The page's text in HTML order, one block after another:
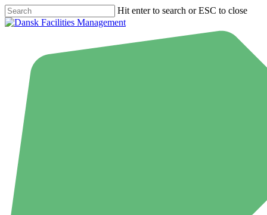
Skip
to
Hit enter to search or ESC to close
Close